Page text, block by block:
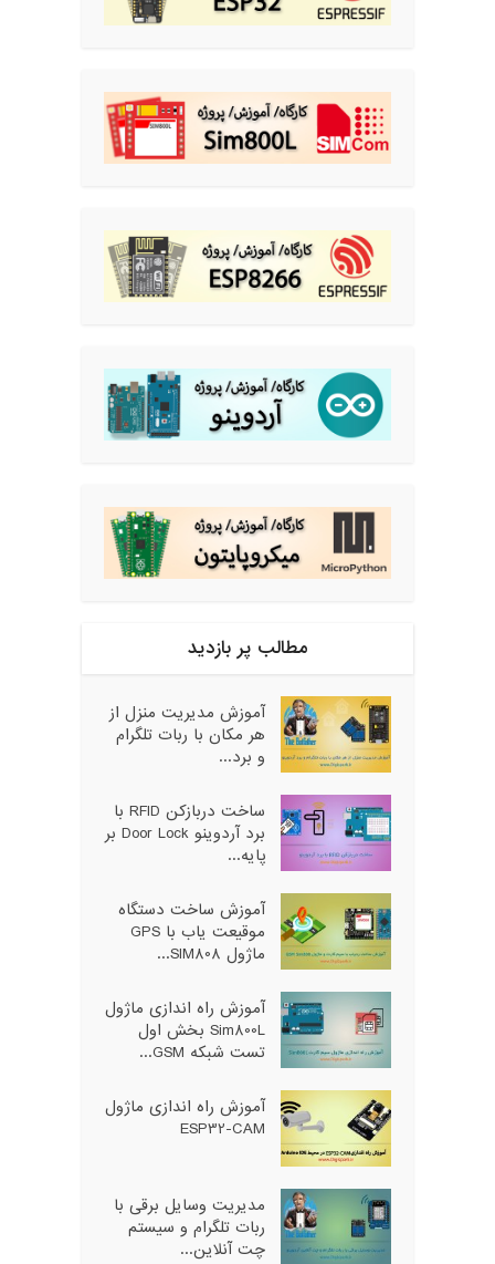
مطالب پر بازدید
آموزش مدیریت منزل از
هر مکان با ربات تلگرام
و برد...
ساخت دربازکن RFID با
برد آردوینو Door Lock بر
پایه...
آموزش ساخت دستگاه
موقیعت یاب با GPS
ماژول SIM808...
آموزش راه اندازی ماژول
Sim800L بخش اول
تست شبکه GSM...
آموزش راه اندازی ماژول
ESP32-CAM
مدیریت وسایل برقی با
ربات تلگرام و سیستم
چت آنلاین...